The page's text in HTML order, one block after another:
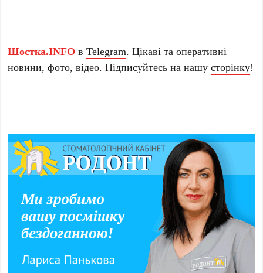
Шостка.INFO вTelegram. Цікаві та оперативні
новини, фото, відео. Підписуйтесь на нашусторінку!